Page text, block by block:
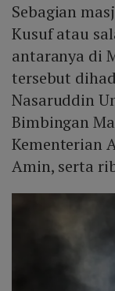
Sebagian
Kusuf atau
antaranya di
tersebut
Nasaruddin
Bimbingan
Kementerian
Amin, serta